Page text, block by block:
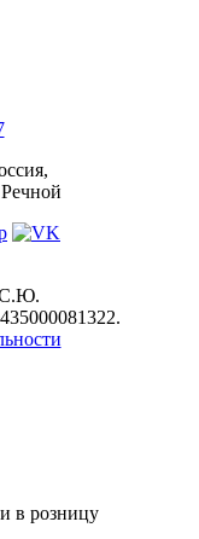
С.Ю.
в розницу